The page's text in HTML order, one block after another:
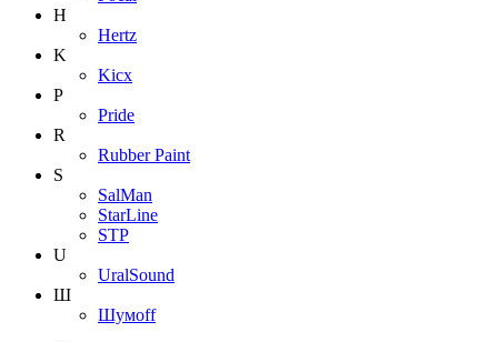
H
Hertz
K
Kicx
P
Pride
R
Rubber Paint
S
SalMan
StarLine
STP
U
UralSound
Ш
Шумoff